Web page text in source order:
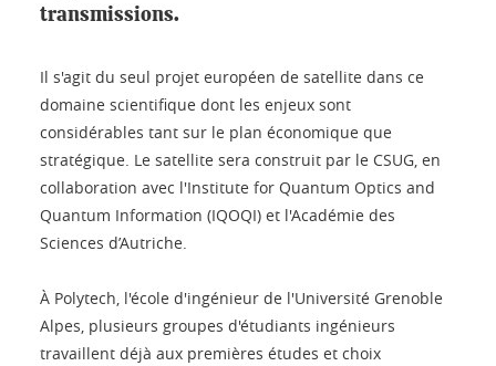
transmissions.
Il s'agit du seul projet européen de satellite dans ce
domaine scientifique dont les enjeux sont
considérables tant sur le plan économique que
stratégique. Le satellite sera construit par le CSUG, en
collaboration avec l'Institute for Quantum Optics and
Quantum Information (IQOQI) et l'Académie des
Sciences d’Autriche.
À Polytech, l'école d'ingénieur de l'Université Grenoble
Alpes, plusieurs groupes d'étudiants ingénieurs
travaillent déjà aux premières études et choix